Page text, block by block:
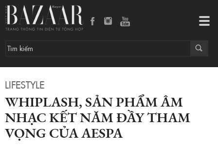
LIFESTYLE
WHIPLASH, SẢN PHẨM ÂM
NHẠC KẾT NĂM ĐẦY THAM
VỌNG CỦA AESPA